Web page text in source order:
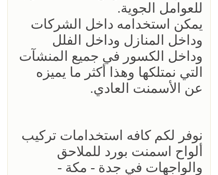
للعوامل الجوية.
يمكن استخدامه داخل الشركات
وداخل المنازل وداخل الفلل
وداخل الكسور في جميع المنشآت
التي نمتلكها وهذا أكثر ما يميزه
عن الأسمنت العادي.
نوفر لكم كافه استخدامات تركيب
ألواح اسمنت بورد للملاحق
والواجهات في جدة - مكة -